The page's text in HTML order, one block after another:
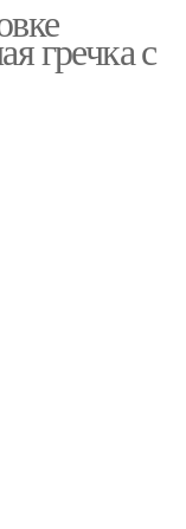
грудкой
гречка с